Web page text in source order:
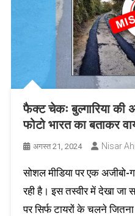
फैक्ट चेकः बुल्गारिया की
फोटो भारत का बताकर
अगस्त 21, 2024 Nisar
सोशल मीडिया पर एक अजीबो-
रही है। इस तस्वीर में देखा जा
पर सिर्फ टायरों के चलने